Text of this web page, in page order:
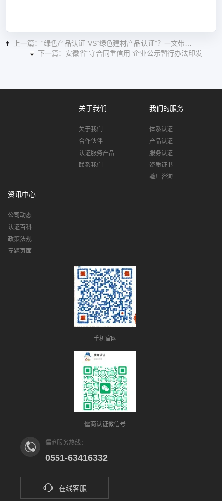
下一篇：安徽省“守合同重信用”企业公示暂行办法印发
关于我们
关于我们
合作伙伴
认证服务产品
联系我们
我们的服务
体系认证
产品认证
服务认证
资质证书
验厂咨询
资讯中心
公司动态
认证百科
政策法规
专题页面
手机官网
儒商认证微信号
儒商服务热线：
0551-63416332
在线客服